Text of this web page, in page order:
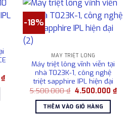
₫Giá
hiện
3.800.000 ₫.
-18%
MÁY TRIỆT LÔNG
Máy triệt lông vĩnh viễn tại
nhà T023K-1, công nghệ
triệt sapphire IPL hiện đại
5.500.000₫ Giá
là:
5.500.000 ₫.
4.500.000 ₫Giá
hiện
THÊM VÀO GIỎ HÀNG